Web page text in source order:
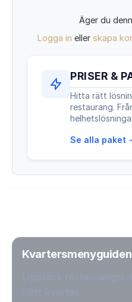
Äger du
Logga in eller skapa
PRISER &
Hitta rätt
restaurang.
Se alla paket
Kvartersmenyguiden